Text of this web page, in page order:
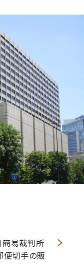
簡易裁判所
便切手の販